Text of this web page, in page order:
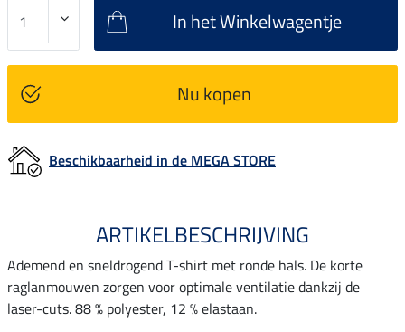
In het Winkelwagentje
Nu kopen
Beschikbaarheid in de MEGA STORE
ARTIKELBESCHRIJVING
Ademend en sneldrogend T-shirt met ronde hals. De korte
raglanmouwen zorgen voor optimale ventilatie dankzij de
laser-cuts. 88 % polyester, 12 % elastaan.